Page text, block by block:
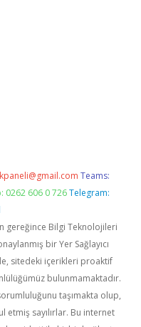
Teams:
0262 606 0 726 Telegram:
gereğince Bilgi Teknolojileri
bir Yer Sağlayıcı
sitedeki içerikleri proaktif
bulunmamaktadır.
taşımakta olup,
etmiş sayılırlar. Bu internet